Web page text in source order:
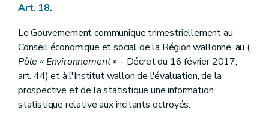
Art. 18.
Le Gouvernement communique trimestriellement au
Conseil économique et social de la Région wallonne, au (
Pôle « Environnement »– Décret du 16 février 2017,
art. 44) et à l'Institut wallon de l'évaluation, de la
prospective et de la statistique une information
statistique relative aux incitants octroyés.